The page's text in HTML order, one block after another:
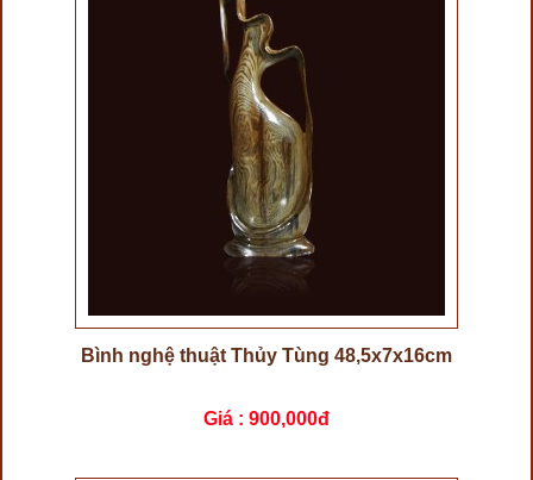
Bình nghệ thuật Thủy Tùng 48,5x7x16cm
Giá : 900,000đ